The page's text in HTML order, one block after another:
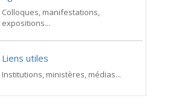
Colloques, manifestations,
expositions...
Liens utiles
Institutions, ministères, médias...